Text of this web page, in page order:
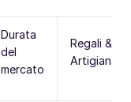
Durata
del
mercato
Regali &
Artigianato